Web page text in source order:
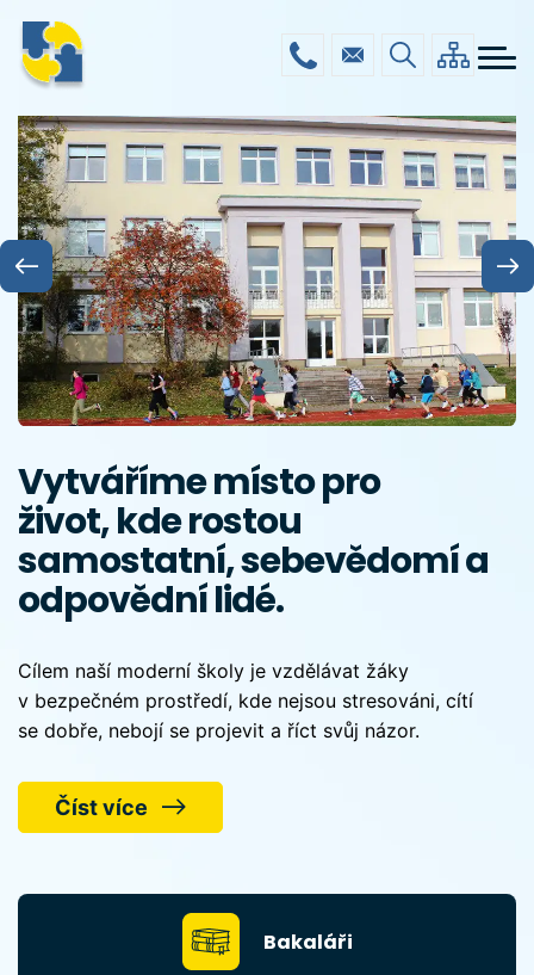
hlavnímu
Menu
navigace
ŠKOLA
DRUŽINA
JÍDELNA
GALERIE
POVINNÉ INFO
KONTAKTY
Vytváříme místo pro
život, kde rostou
samostatní, sebevědomí a
odpovědní lidé.
Cílem naší moderní školy je vzdělávat žáky
v bezpečném prostředí, kde nejsou stresováni, cítí
se dobře, nebojí se projevit a říct svůj názor.
Číst více
Bakaláři